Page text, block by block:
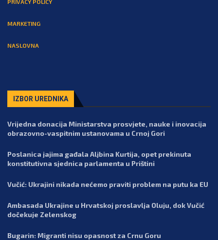
PRIVACY POLICY
MARKETING
NASLOVNA
IZBOR UREDNIKA
Vrijedna donacija Ministarstva prosvjete, nauke i inovacija
obrazovno-vaspitnim ustanovama u Crnoj Gori
Poslanica jajima gađala Aljbina Kurtija, opet prekinuta
konstitutivna sjednica parlamenta u Prištini
Vučić: Ukrajini nikada nećemo praviti problem na putu ka EU
Ambasada Ukrajine u Hrvatskoj proslavlja Oluju, dok Vučić
dočekuje Zelenskog
Bugarin: Migranti nisu opasnost za Crnu Goru